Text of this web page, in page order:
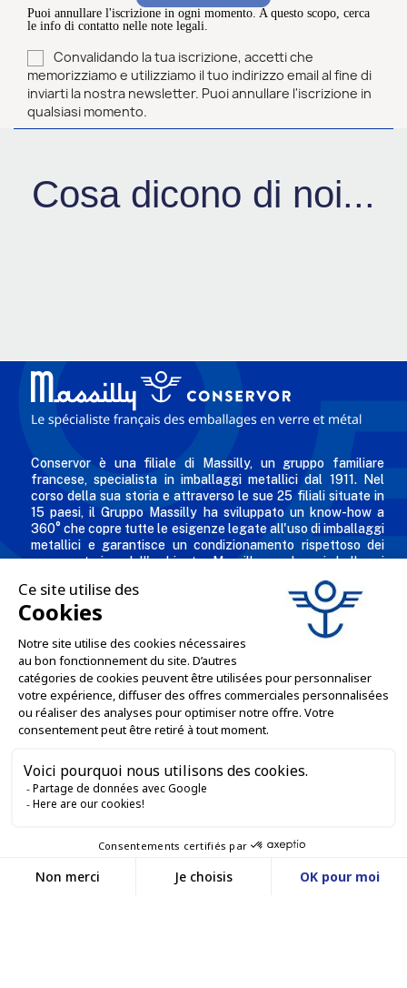
Puoi annullare l'iscrizione in ogni momento. A questo scopo, cerca
le info di contatto nelle note legali.
Convalidando la tua iscrizione, accetti che
memorizziamo e utilizziamo il tuo indirizzo email al fine di
inviarti la nostra newsletter. Puoi annullare l'iscrizione in
qualsiasi momento.
Cosa dicono di noi...
Conservor è una filiale di Massilly, un gruppo familiare
francese, specialista in imballaggi metallici dal 1911. Nel
corso della sua storia e attraverso le sue 25 filiali situate in
15 paesi, il Gruppo Massilly ha sviluppato un know-how a
360° che copre tutte le esigenze legate all'uso di imballaggi
metallici e garantisce un condizionamento rispettoso dei
consumatori e dell'ambiente. Massilly produce imballaggi
metallici riciclabili - come tappi twist-off, scatole per
conserve, aerosol, imballaggi industriali, scatole decorate e
personalizzate per i professionisti dell'industria alimentare,
L'AZIENDA
LE NOSTRE OFFERTE
SERVIZI DI VENDITA ONLINE
RESTIAMO IN CONTATTO